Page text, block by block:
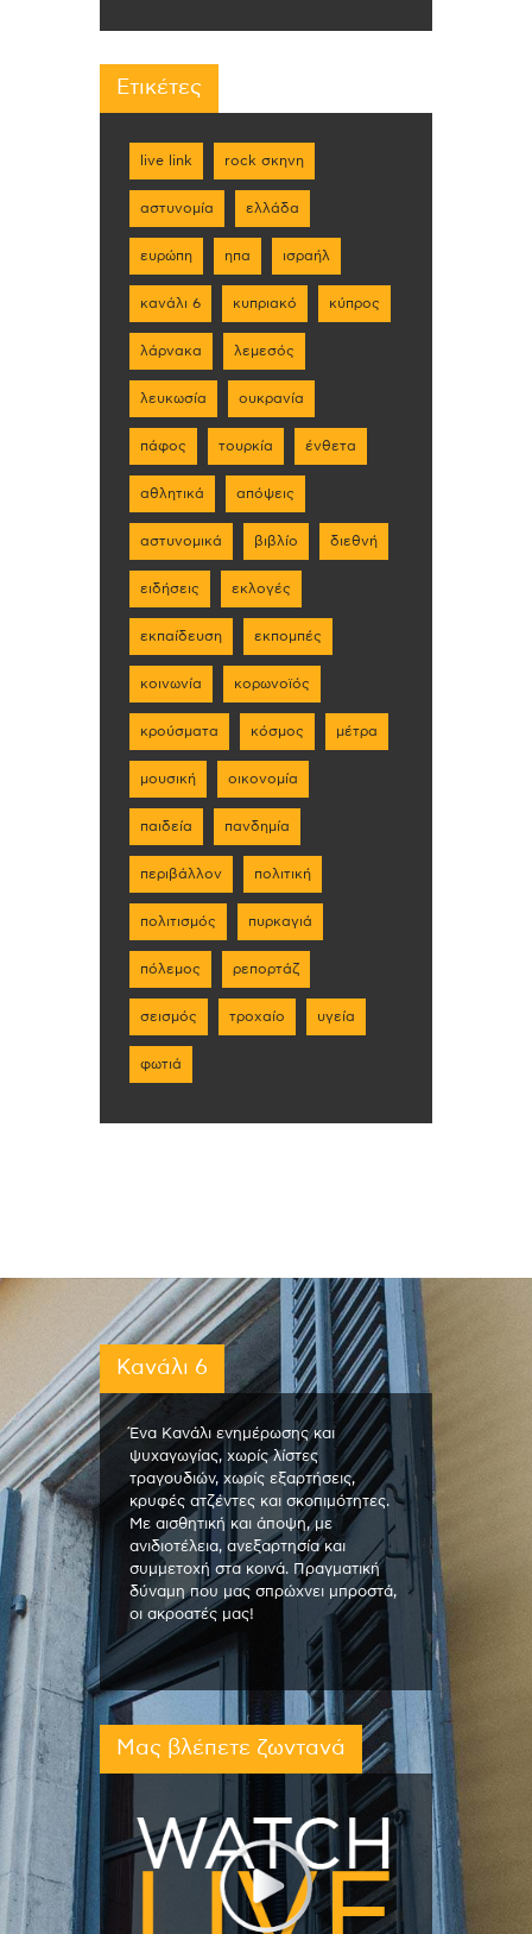
Ετικέτες
live link rock σκηνη
αστυνομία ελλάδα
ευρώπη ηπα ισραήλ
κανάλι 6 κυπριακό κύπρος
λάρνακα λεμεσός
λευκωσία ουκρανία
πάφος τουρκία ένθετα
αθλητικά απόψεις
αστυνομικά βιβλίο διεθνή
ειδήσεις εκλογές
εκπαίδευση εκπομπές
κοινωνία κορωνοϊός
κρούσματα κόσμος μέτρα
μουσική οικονομία
παιδεία πανδημία
περιβάλλον πολιτική
πολιτισμός πυρκαγιά
πόλεμος ρεπορτάζ
σεισμός τροχαίο υγεία
φωτιά
Κανάλι 6
Ένα Κανάλι ενημέρωσης και
ψυχαγωγίας, χωρίς λίστες
τραγουδιών, χωρίς εξαρτήσεις,
κρυφές ατζέντες και σκοπιμότητες.
Με αισθητική και άποψη, με
ανιδιοτέλεια, ανεξαρτησία και
συμμετοχή στα κοινά. Πραγματική
δύναμη που μας σπρώχνει μπροστά,
οι ακροατές μας!
Μας βλέπετε ζωντανά